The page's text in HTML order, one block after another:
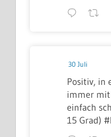
30 Juli
Positiv, in
immer mit
einfach
15 Grad)